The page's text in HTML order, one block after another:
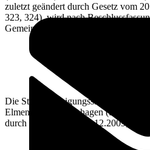
zuletzt geändert durch Gesetz vom
323, 324), wird nach
Gemeindevertretung vom 05.07.2012
Die Straßenreinigungssatzung der
Elmenhorst/Lichtenhagen (StrRS)
durch Satzung vom 10.12.2009, wird